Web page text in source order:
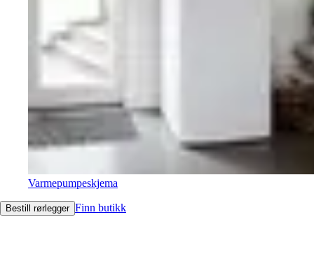
Varmepumpeskjema
Bestill rørlegger Finn butikk